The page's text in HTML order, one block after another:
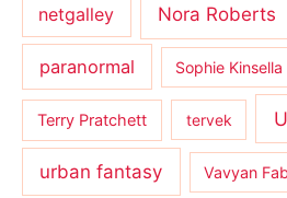
netgalley Nora Roberts
paranormal Sophie Kinsella
Terry Pratchett tervek
urban fantasy Vavyan